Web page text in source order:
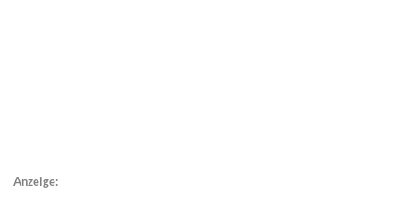
Anzeige: